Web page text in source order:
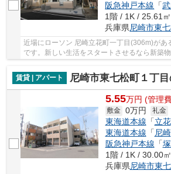
阪急神戸本線 「
1階 / 1K / 25.61㎡
兵庫県尼崎市東
近場にローソン 尼崎立花町一丁目(306m)があ
です。新しい生活をスタートさせるなら新築
賃貸 | アパート
尼崎市東七松町１丁
5.55万円 (管理
敷金 0万円 礼金
東海道本線 「立花
東海道本線 「尼崎
阪急神戸本線 「
1階 / 1K / 30.00㎡
兵庫県尼崎市東